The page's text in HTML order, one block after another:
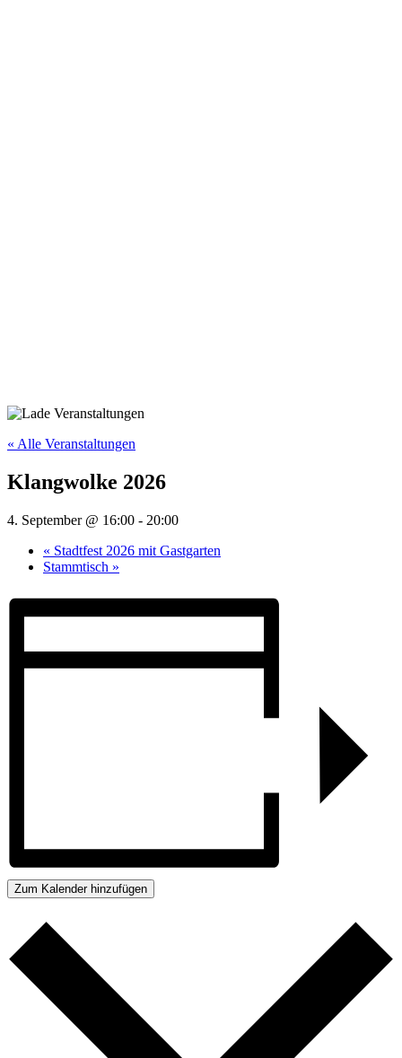
« Alle Veranstaltungen
Klangwolke 2026
4. September @ 16:00 - 20:00
« Stadtfest 2026 mit Gastgarten
Stammtisch »
Zum Kalender hinzufügen